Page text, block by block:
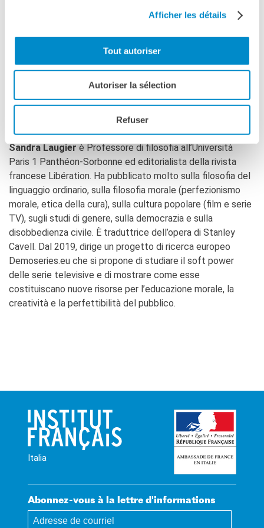
Afficher les détails
Tout autoriser
Autoriser la sélection
Refuser
PERCHÉ IMPARARE IL
FRANCESE
RECHERCHER
creatività e la perfettibilità del loro pubblico; come
come risorsa per le politiche pubbliche e la conversazione
democratica. Alla luce dell’attualità e delle ultime serie
televisive, questo dialogo italo-francese si propone di
cogliere il ruolo cruciale delle serie televisive nello sviluppo
di una comprensione collettiva della democrazia nel suo
rapporto con la fiction, la politica e la sicurezza. Dialogo
con il Torino Film Festival da confermare.
Sandra Laugierè Professore di filosofia all’Università
Paris 1 Panthéon-Sorbonne ed editorialista della rivista
francese Libération. Ha pubblicato molto sulla filosofia del
linguaggio ordinario, sulla filosofia morale (perfezionismo
morale, etica della cura), sulla cultura popolare (film e serie
TV), sugli studi di genere, sulla democrazia e sulla
disobbedienza civile. È traduttrice dell’opera di Stanley
Cavell. Dal 2019, dirige un progetto di ricerca europeo
Demoseries.eu che si propone di studiare il soft power
delle serie televisive e di mostrare come esse
costituiscano nuove risorse per l’educazione morale, la
creatività e la perfettibilità del pubblico.
Italia
Abonnez-vous à la lettre d'informations